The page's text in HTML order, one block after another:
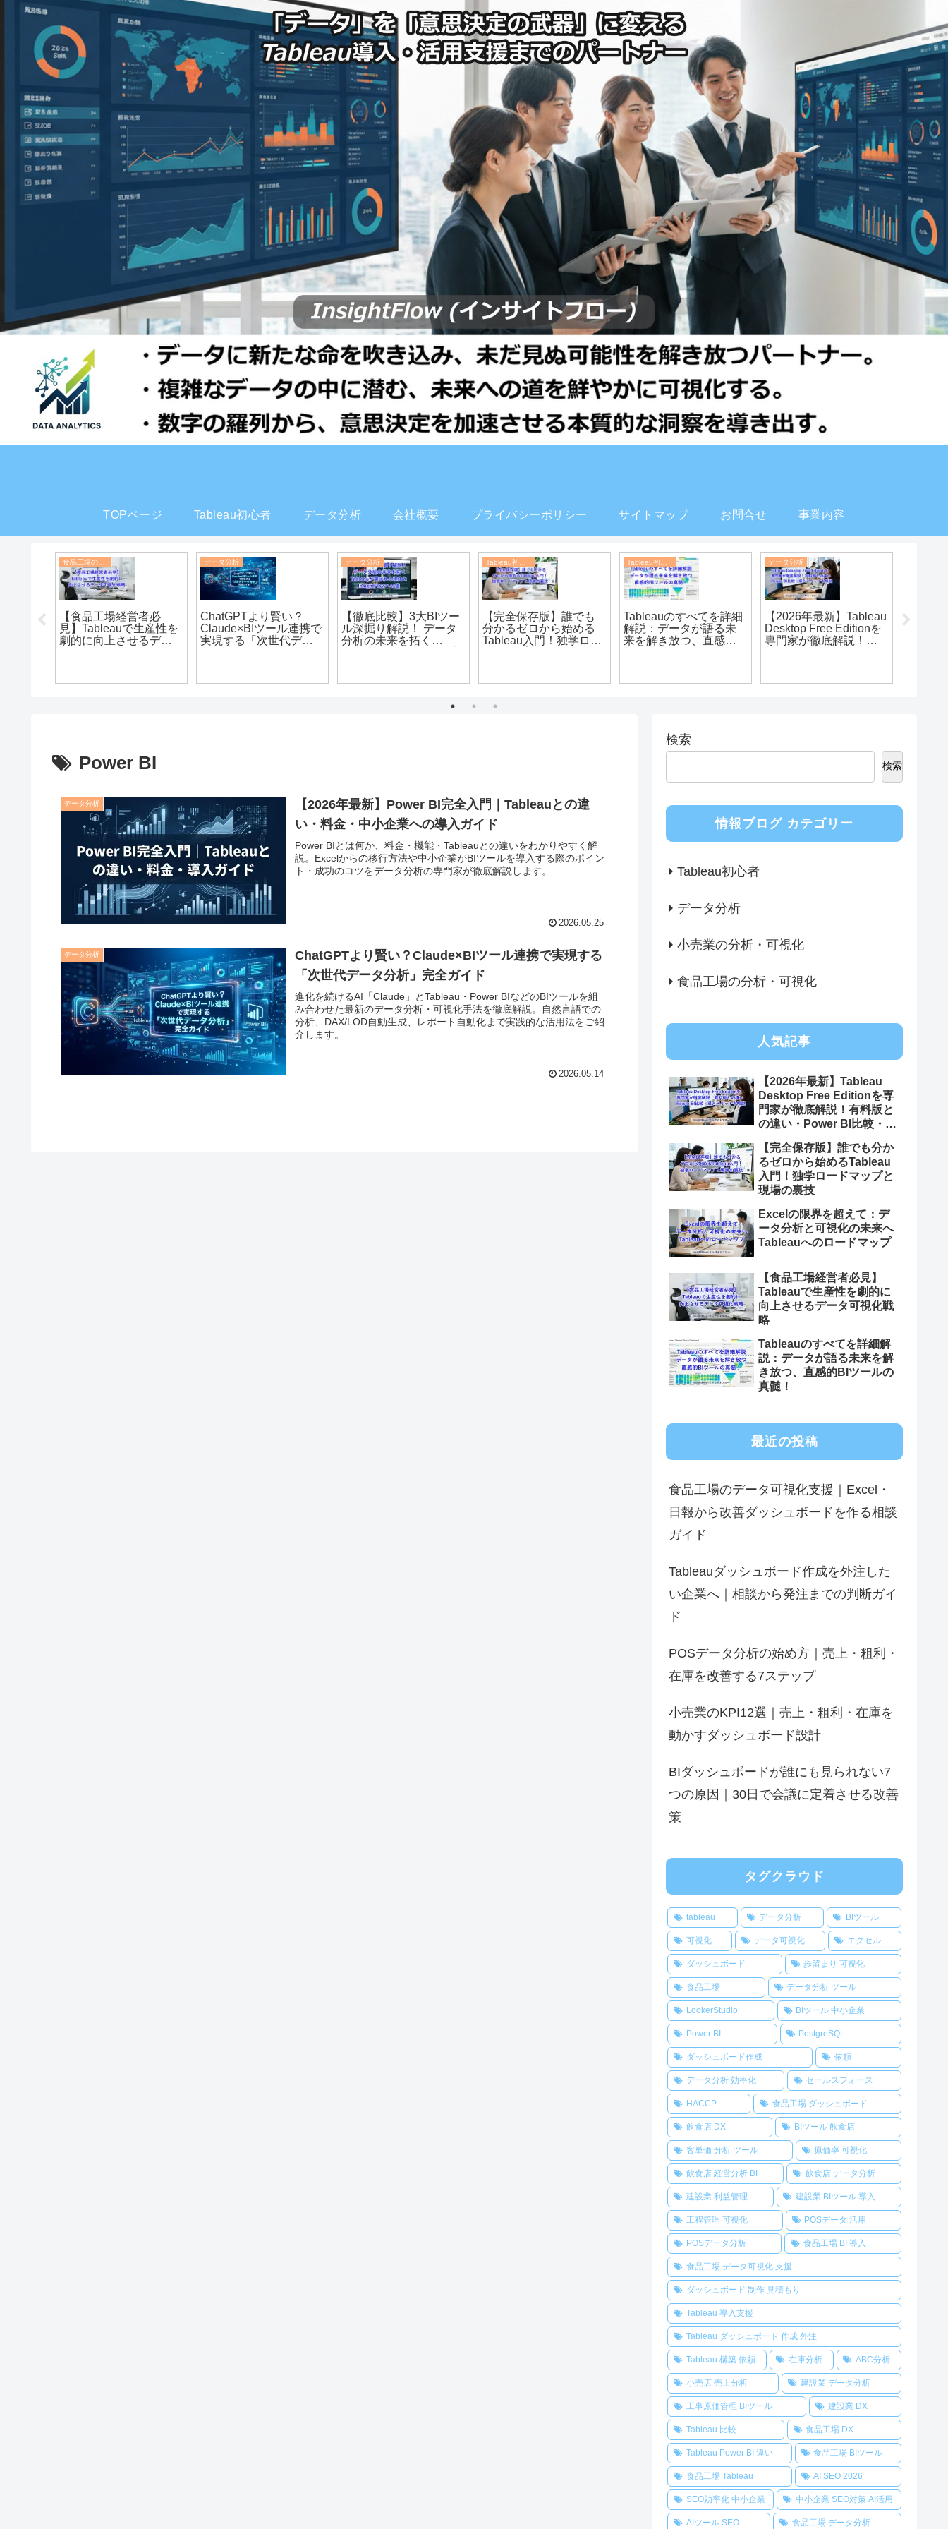
TOPページ Tableau初心者 データ分析 会社概要 プライバシーポリシー サイトマップ お問合せ 事業内容
食品工場の未来を拓く
データ可視化：Tableau
の活用で「眠れるデー
Tableau初心者
Tableauダッシュボード
導入で残業を月30時間
削減した3社の実例｜中
データ分析
食品工場のDXはエクセ
ル×BIツールで十分！セ
ンサー不要でデータ分
Tableau初心者
【日本のスーパーマー
食品工場の分析・可視化
HACCP時代の食品安
Tableau初心者
Excelの限界を超えて：
Power BI
データ分析
【2026年最新】Power BI完全入門｜Tableauとの違
い・料金・中小企業への導入ガイド
Power BIとは何か、料金・機能・Tableauとの違いをわかりやすく解
説。Excelからの移行方法や中小企業がBIツールを導入する際のポイン
ト・成功のコツをデータ分析の専門家が徹底解説します。
2026.05.25
データ分析
ChatGPTより賢い？Claude×BIツール連携で実現する
「次世代データ分析」完全ガイド
進化を続けるAI「Claude」とTableau・Power BIなどのBIツールを組
み合わせた最新のデータ分析・可視化手法を徹底解説。自然言語での
分析、DAX/LOD自動生成、レポート自動化まで実践的な活用法をご紹
介します。
2026.05.14
検索
検索
情報ブログ カテゴリー
Tableau初心者
データ分析
小売業の分析・可視化
食品工場の分析・可視化
人気記事
【2026年最新】Tableau
Desktop Free Editionを専
門家が徹底解説！有料版と
の違い・Power BI比較・導
ビュー
【完全保存版】誰でも分か
るゼロから始めるTableau
入門！独学ロードマップと
現場の裏技
Excelの限界を超えて：デ
ータ分析と可視化の未来へ
Tableauへのロードマップ
【食品工場経営者必見】
Tableauで生産性を劇的に
向上させるデータ可視化戦
略
Tableauのすべてを詳細解
説：データが語る未来を解
き放つ、直感的BIツールの
真髄！
最近の投稿
食品工場のデータ可視化支援｜Excel・
日報から改善ダッシュボードを作る相談
ガイド
Tableauダッシュボード作成を外注した
い企業へ｜相談から発注までの判断ガイ
ド
POSデータ分析の始め方｜売上・粗利・
在庫を改善する7ステップ
小売業のKPI12選｜売上・粗利・在庫を
動かすダッシュボード設計
BIダッシュボードが誰にも見られない7
つの原因｜30日で会議に定着させる改善
策
タグクラウド
tableau データ分析 BIツール
可視化 データ可視化 エクセル
ダッシュボード 歩留まり 可視化
食品工場 データ分析 ツール
LookerStudio BIツール 中小企業
Power BI PostgreSQL
ダッシュボード作成 依頼
データ分析 効率化 セールスフォース
HACCP 食品工場 ダッシュボード
飲食店 DX BIツール 飲食店
客単価 分析 ツール 原価率 可視化
飲食店 経営分析 BI 飲食店 データ分析
建設業 利益管理 建設業 BIツール 導入
工程管理 可視化 POSデータ 活用
POSデータ分析 食品工場 BI 導入
食品工場 データ可視化 支援
ダッシュボード 制作 見積もり
Tableau 導入支援
Tableau ダッシュボード 作成 外注
Tableau 構築 依頼 在庫分析 ABC分析
小売店 売上分析 建設業 データ分析
工事原価管理 BIツール 建設業 DX
Tableau 比較 食品工場 DX
Tableau Power BI 違い 食品工場 BIツール
食品工場 Tableau AI SEO 2026
SEO効率化 中小企業 中小企業 SEO対策 AI活用
AIツール SEO 食品工場 データ分析